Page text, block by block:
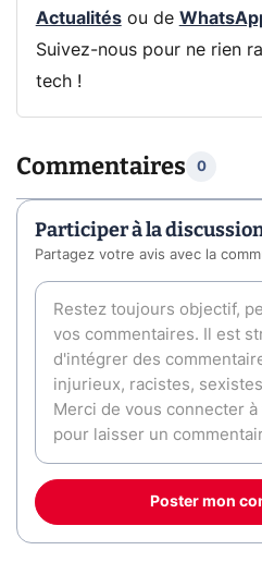
Actualitésou de
Suivez-nous pour ne rien
tech !
Commentaires 0
Participer à la
Partagez votre avis avec la
Poster mon